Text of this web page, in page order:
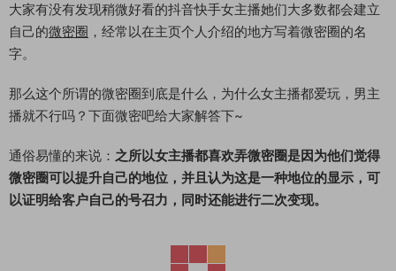
大家有没有发现稍微好看的抖音快手女主播她们大多数都会建立
自己的微密圈 ，经常以在主页个人介绍的地方写着微密圈的名
字。
那么这个所谓的微密圈到底是什么，为什么女主播都爱玩，男主
播就不行吗？下面微密吧给大家解答下~
通俗易懂的来说： 之所以女主播都喜欢弄微密圈是因为他们觉得
微密圈可以提升自己的地位，并且认为这是一种地位的显示，可
以证明给客户自己的号召力，同时还能进行二次变现。